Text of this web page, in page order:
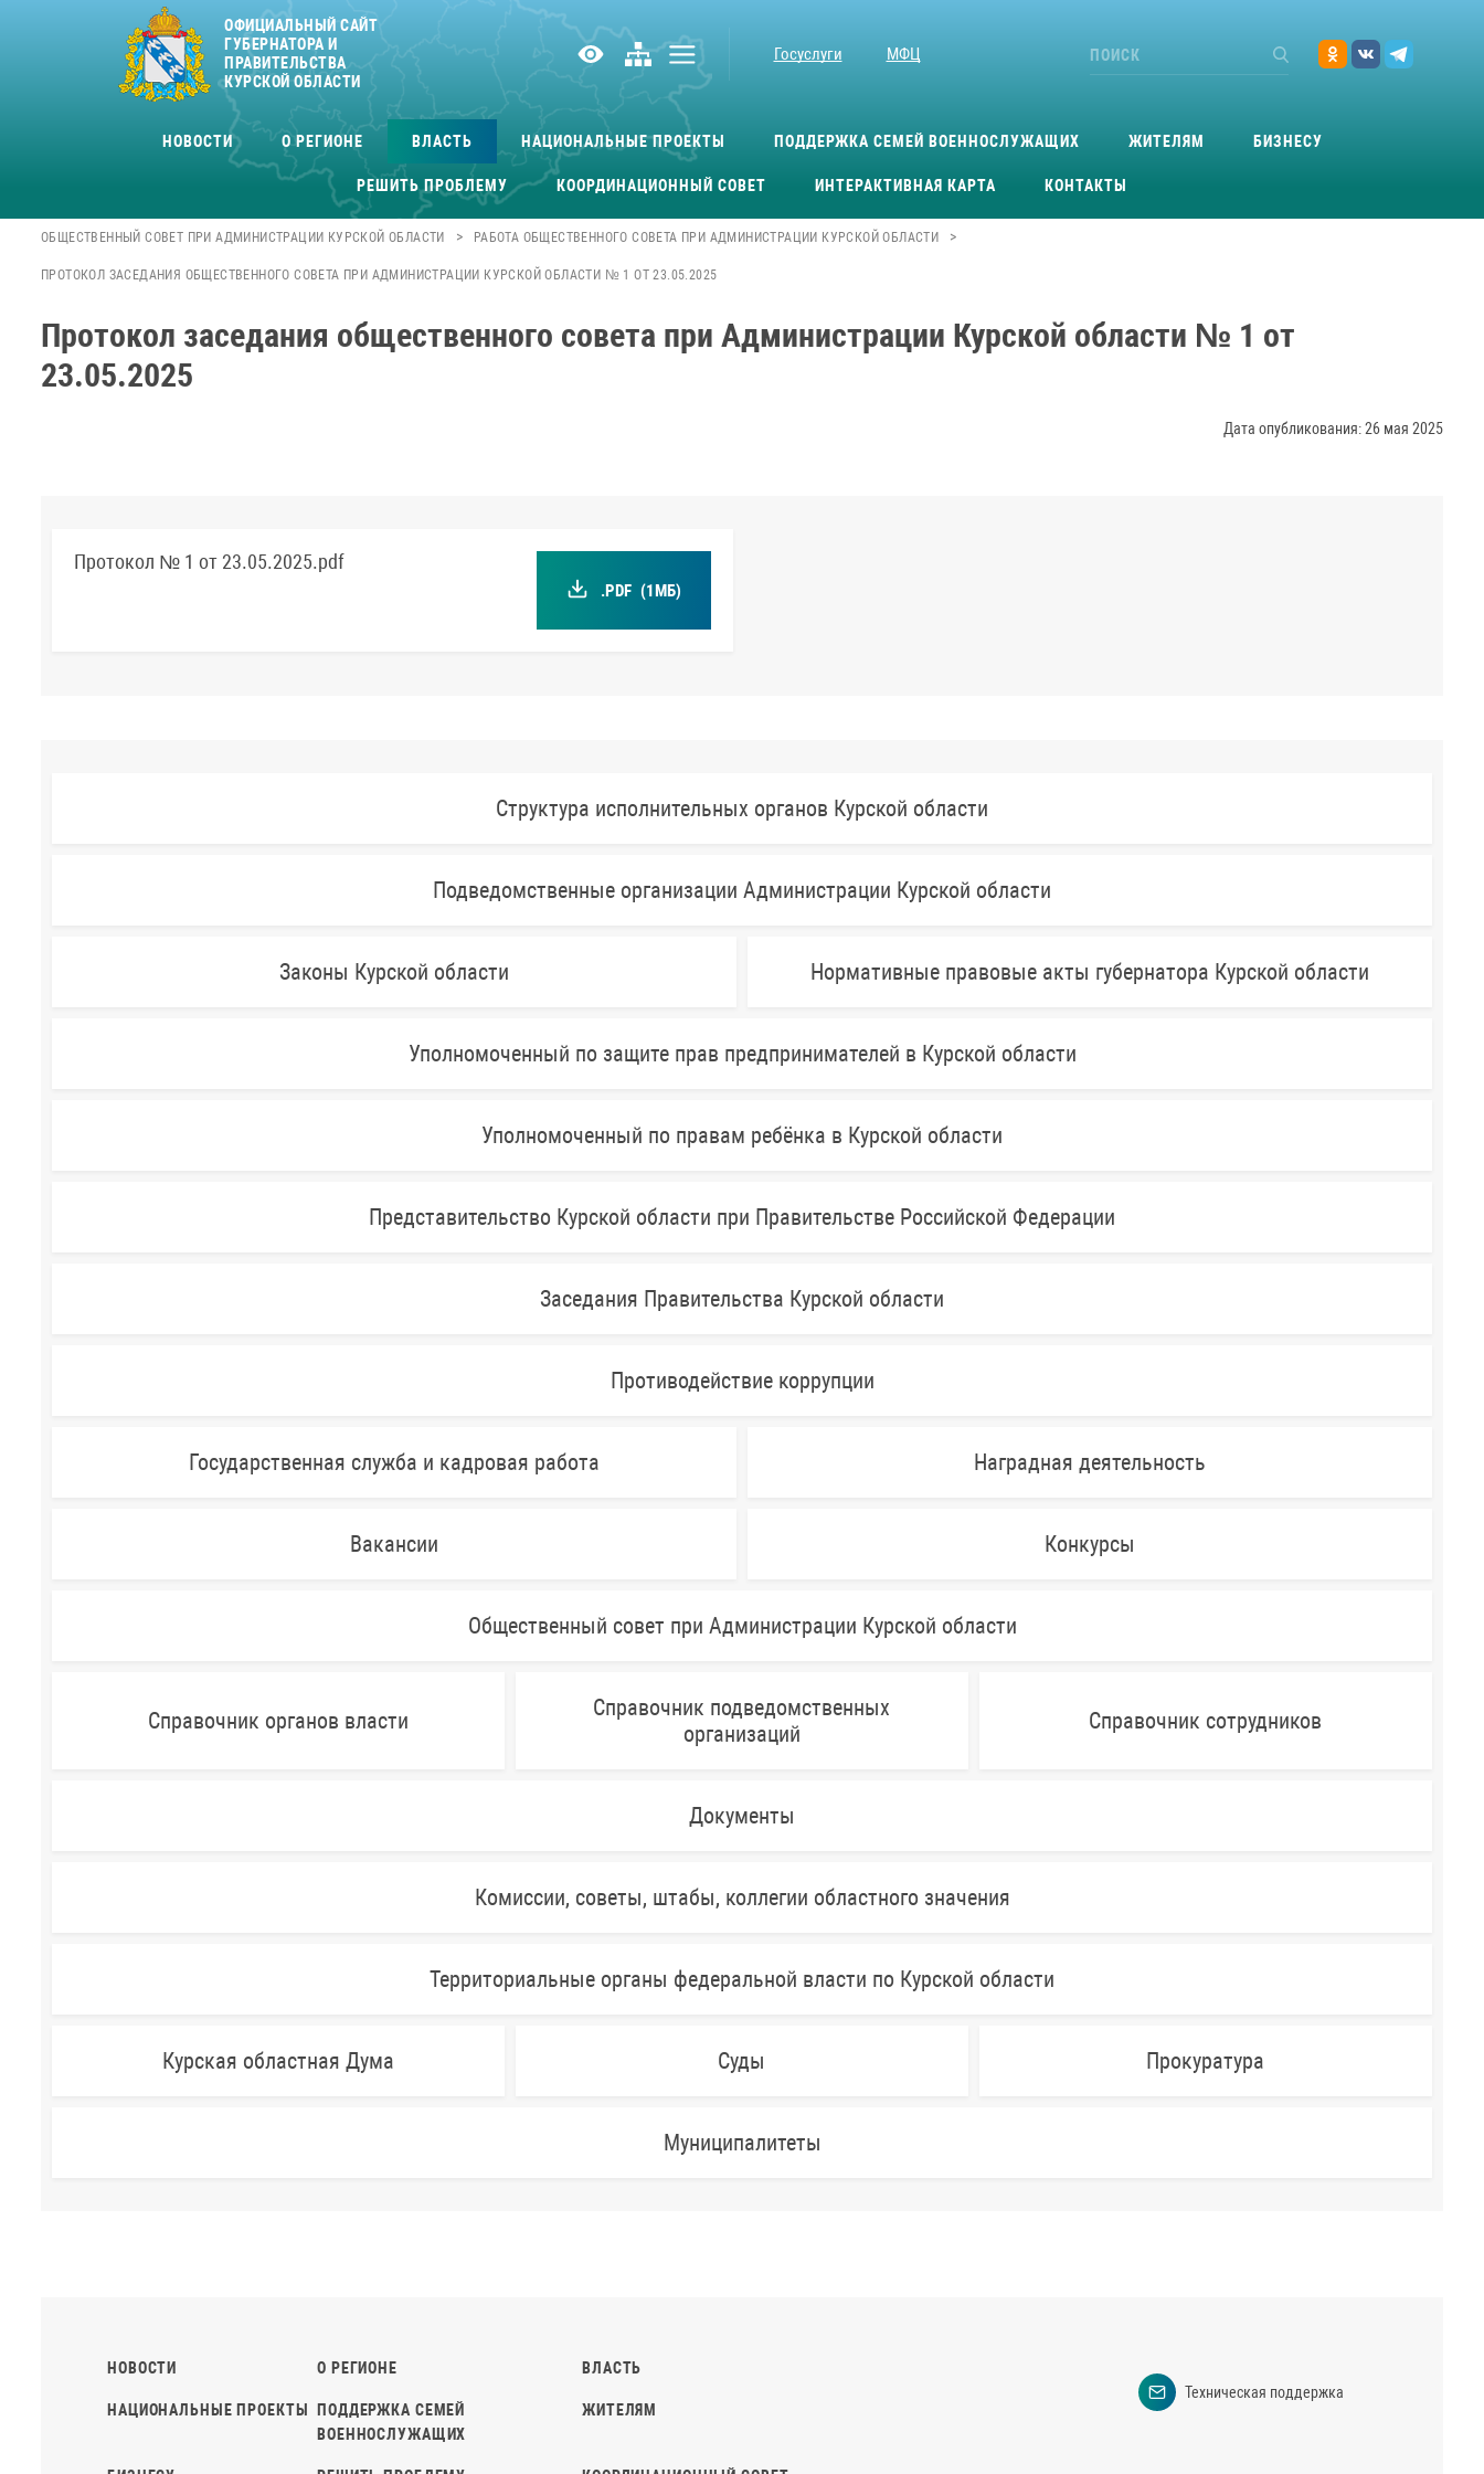
ОФИЦИАЛЬНЫЙ САЙТ
ГУБЕРНАТОРА И
ПРАВИТЕЛЬСТВА
КУРСКОЙ ОБЛАСТИ
Госуслуги МФЦ
НОВОСТИ О РЕГИОНЕ ВЛАСТЬ НАЦИОНАЛЬНЫЕ ПРОЕКТЫ ПОДДЕРЖКА СЕМЕЙ ВОЕННОСЛУЖАЩИХ ЖИТЕЛЯМ БИЗНЕСУ
РЕШИТЬ ПРОБЛЕМУ КООРДИНАЦИОННЫЙ СОВЕТ ИНТЕРАКТИВНАЯ КАРТА КОНТАКТЫ
ОБЩЕСТВЕННЫЙ СОВЕТ ПРИ АДМИНИСТРАЦИИ КУРСКОЙ ОБЛАСТИ > РАБОТА ОБЩЕСТВЕННОГО СОВЕТА ПРИ АДМИНИСТРАЦИИ КУРСКОЙ ОБЛАСТИ >
ПРОТОКОЛ ЗАСЕДАНИЯ ОБЩЕСТВЕННОГО СОВЕТА ПРИ АДМИНИСТРАЦИИ КУРСКОЙ ОБЛАСТИ № 1 ОТ 23.05.2025
Протокол заседания общественного совета при Администрации Курской области № 1 от
23.05.2025
Дата опубликования: 26 мая 2025
Протокол № 1 от 23.05.2025.pdf
.PDF (1МБ)
Структура исполнительных органов Курской области
Подведомственные организации Администрации Курской области
Законы Курской области Нормативные правовые акты губернатора Курской области
Уполномоченный по защите прав предпринимателей в Курской области
Уполномоченный по правам ребёнка в Курской области
Представительство Курской области при Правительстве Российской Федерации
Заседания Правительства Курской области
Противодействие коррупции
Государственная служба и кадровая работа Наградная деятельность
Вакансии Конкурсы
Общественный совет при Администрации Курской области
Справочник органов власти
Справочник подведомственных
организаций
Справочник сотрудников
Документы
Комиссии, советы, штабы, коллегии областного значения
Территориальные органы федеральной власти по Курской области
Курская областная Дума Суды Прокуратура
Муниципалитеты
НОВОСТИ О РЕГИОНЕ ВЛАСТЬ
НАЦИОНАЛЬНЫЕ ПРОЕКТЫ
ПОДДЕРЖКА СЕМЕЙ
ВОЕННОСЛУЖАЩИХ
ЖИТЕЛЯМ
Техническая поддержка